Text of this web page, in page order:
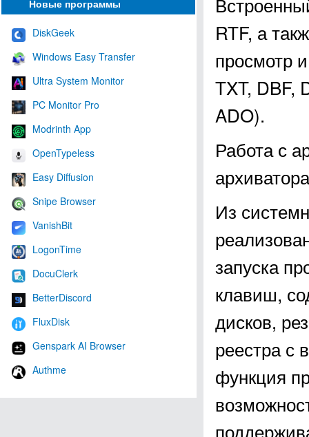
Новые программы
DiskGeek
Windows Easy Transfer
Ultra System Monitor
PC Monitor Pro
Modrinth App
OpenTypeless
Easy Diffusion
Snipe Browser
VanishBit
LogonTime
DocuClerk
BetterDiscord
FluxDisk
Genspark AI Browser
Authme
RTF, а
просмотр
TXT, DBF,
ADO).
Работа с
Из
запуска
клавиш,
дисков,
реестра с
функция